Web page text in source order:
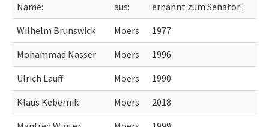
Name: aus:
ernannt zum Senator:
Wilhelm Brunswick
Moers
1977
Mohammad Nasser
Moers
1996
Ulrich Lauff
Moers
1990
Klaus Kebernik
Moers
2018